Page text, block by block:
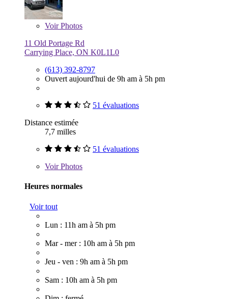
VoirPhotos
11 Old Portage Rd
Carrying Place, ON K0L1L0
(613) 392-8797
Ouvert aujourd'hui de 9h am à 5h pm
51 évaluations
Distance estimée
7,7 milles
51 évaluations
VoirPhotos
Heures normales
Voir tout
Lun : 11h am à 5h pm
Mar - mer : 10h am à 5h pm
Jeu - ven : 9h am à 5h pm
Sam : 10h am à 5h pm